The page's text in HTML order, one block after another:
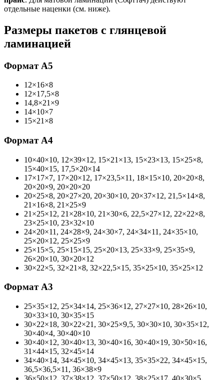
отдельные наценки (см. ниже).
Размеры пакетов с глянцевой
ламинацией
Формат А5
12×16×8
12×17,5×8
14,8×21×9
14×10×7
15×21×8
Формат А4
10×40×10, 12×39×12, 15×21×13, 15×23×13, 15×25×8,
15×40×15, 17,5×20×14
17×17×7, 17×20×12, 17×23,5×11, 18×15×10, 20×20×8,
20×20×9, 20×20×20
20×25×8, 20×27×20, 20×30×10, 20×37×12, 21,5×14×8,
21×16×8, 21×25×9
21×25×12, 21×28×10, 21×30×6, 22,5×27×12, 22×22×8,
23×25×10, 23×32×10
24×20×11, 24×28×9, 24×30×7, 24×34×11, 24×35×10,
25×20×12, 25×25×9
25×15×5, 25×15×15, 25×20×13, 25×33×9, 25×35×9,
26×20×10, 30×20×12
30×22×5, 32×21×8, 32×22,5×15, 35×25×10, 35×25×12
Формат А3
25×35×12, 25×34×14, 25×36×12, 27×27×10, 28×26×10,
30×33×10, 30×35×15
30×22×18, 30×22×21, 30×25×9,5, 30×30×10, 30×35×12,
30×40×4, 30×40×10
30×40×12, 30×40×13, 30×40×16, 30×40×19, 30×50×16,
31×44×15, 32×45×14
34×40×14, 34×45×10, 34×45×13, 35×35×22, 34×45×15,
36,5×36,5×11, 36×38×9